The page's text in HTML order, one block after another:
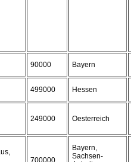
90000 Bayern
499000 Hessen
249000 Oesterreich
700000
Bayern,
Sachsen-